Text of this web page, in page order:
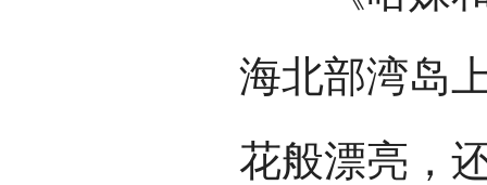
海北部湾岛
花般漂亮，